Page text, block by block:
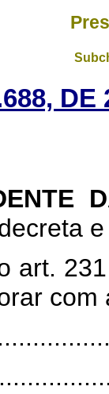
DA
art.